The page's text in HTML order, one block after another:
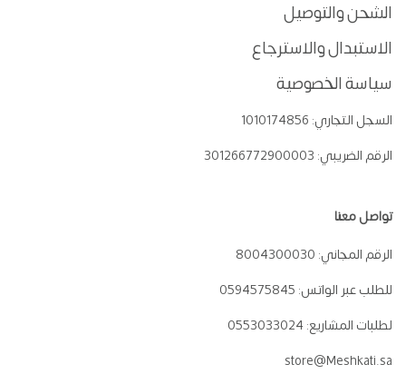
الشحن والتوصيل
الاستبدال والاسترجاع
سياسة الخصوصية
السجل التجاري: 1010174856
الرقم الضريبي: 301266772900003
تواصل معنا
الرقم المجاني: 8004300030
للطلب عبر الواتس: 0594575845
لطلبات المشاريع: 0553033024
store@Meshkati.sa